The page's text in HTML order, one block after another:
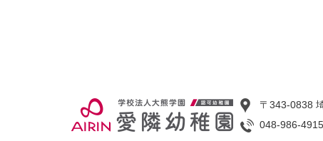
〒343-0838
048-986-4915